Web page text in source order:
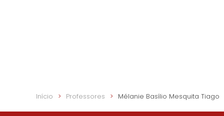
Início Professores Mélanie Basílio Mesquita Tiago